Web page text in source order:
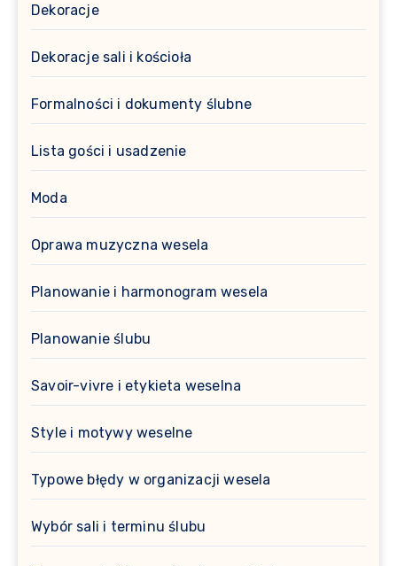
Dekoracje
Dekoracje sali i kościoła
Formalności i dokumenty ślubne
Lista gości i usadzenie
Moda
Oprawa muzyczna wesela
Planowanie i harmonogram wesela
Planowanie ślubu
Savoir-vivre i etykieta weselna
Style i motywy weselne
Typowe błędy w organizacji wesela
Wybór sali i terminu ślubu